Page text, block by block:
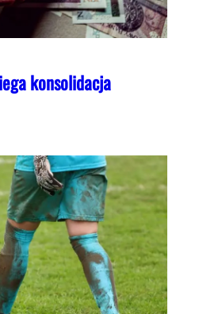
konsolidacja